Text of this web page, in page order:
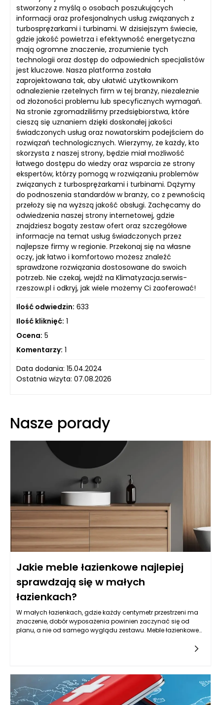
stworzony z myślą o osobach poszukujących
informacji oraz profesjonalnych usług związanych z
turbosprężarkami i turbinami. W dzisiejszym świecie,
gdzie jakość powietrza i efektywność energetyczna
mają ogromne znaczenie, zrozumienie tych
technologii oraz dostęp do odpowiednich specjalistów
jest kluczowe. Nasza platforma została
zaprojektowana tak, aby ułatwić użytkownikom
odnalezienie rzetelnych firm w tej branży, niezależnie
od złożoności problemu lub specyficznych wymagań.
Na stronie zgromadziliśmy przedsiębiorstwa, które
cieszą się uznaniem dzięki doskonałej jakości
świadczonych usług oraz nowatorskim podejściem do
rozwiązań technologicznych. Wierzymy, że każdy, kto
skorzysta z naszej strony, będzie miał możliwość
łatwego dostępu do wiedzy oraz wsparcia ze strony
ekspertów, którzy pomogą w rozwiązaniu problemów
związanych z turbosprężarkami i turbinami. Dążymy
do podnoszenia standardów w branży, co z pewnością
przełoży się na wyższą jakość obsługi. Zachęcamy do
odwiedzenia naszej strony internetowej, gdzie
znajdziesz bogaty zestaw ofert oraz szczegółowe
informacje na temat usług świadczonych przez
najlepsze firmy w regionie. Przekonaj się na własne
oczy, jak łatwo i komfortowo możesz znaleźć
sprawdzone rozwiązania dostosowane do swoich
potrzeb. Nie czekaj, wejdź na Klimatyzacja.serwis-
rzeszow.pl i odkryj, jak wiele możemy Ci zaoferować!
Ilość odwiedzin: 633
Ilość kliknięć: 1
Ocena: 5
Komentarzy: 1
Data dodania: 15.04.2024
Ostatnia wizyta: 07.08.2026
Nasze porady
Jakie meble łazienkowe najlepiej
sprawdzają się w małych
łazienkach?
W małych łazienkach, gdzie każdy centymetr przestrzeni ma
znaczenie, dobór wyposażenia powinien zaczynać się od
planu, a nie od samego wyglądu zestawu. Meble łazienkowe
warto sprawdzić, gdzie faktycznie możesz stanąć, jak szeroko
otwiera się kabina, czy przy umywalce jest miejsce na
wygodne schylenie się i czy przejście nie będzie blokowane
przez wystające fronty. W tej skali nawet kilka centymetrów